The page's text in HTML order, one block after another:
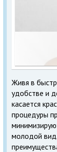
Живя в
удобстве и
касается
процедуры
молодой